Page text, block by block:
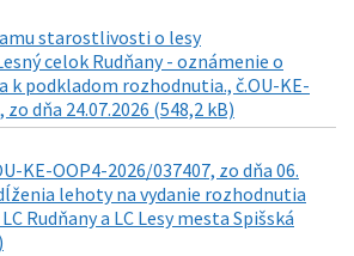
starostlivosti o lesy
celok Rudňany - oznámenie o
k podkladom rozhodnutia., č.OU-KE-
dňa 24.07.2026 (548,2 kB)
KE-OOP4-2026/037407, zo dňa 06.
lehoty na vydanie rozhodnutia
Rudňany a LC Lesy mesta Spišská